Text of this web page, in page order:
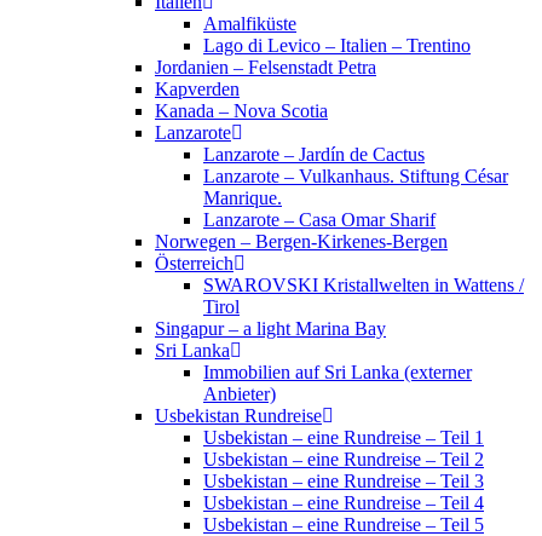
Amalfiküste
Lago di Levico – Italien – Trentino
Jordanien – Felsenstadt Petra
Kapverden
Kanada – Nova Scotia
Lanzarote
Lanzarote – Jardín de Cactus
Lanzarote – Vulkanhaus. Stiftung César
Manrique.
Lanzarote – Casa Omar Sharif
Norwegen – Bergen-Kirkenes-Bergen
Österreich
SWAROVSKI Kristallwelten in Wattens /
Tirol
Singapur – a light Marina Bay
Sri Lanka
Immobilien auf Sri Lanka (externer
Anbieter)
Usbekistan Rundreise
Usbekistan – eine Rundreise – Teil 1
Usbekistan – eine Rundreise – Teil 2
Usbekistan – eine Rundreise – Teil 3
Usbekistan – eine Rundreise – Teil 4
Usbekistan – eine Rundreise – Teil 5